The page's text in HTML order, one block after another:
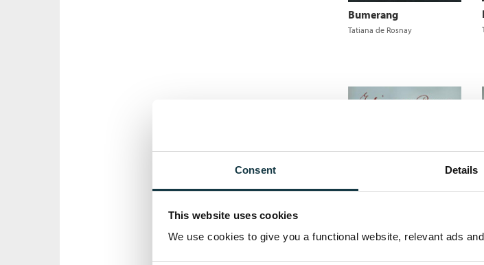
Consent Details
This website uses cookies
We use cookies to give you a functional website, relevant ads
Bumerang
Tatiana de Rosnay